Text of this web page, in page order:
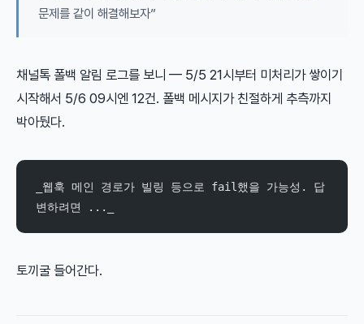
문제를 같이 해결해보자”
채널톡 폴백 알림 로그를 보니 — 5/5 21시부터 미처리가 쌓이기
시작해서 5/6 09시엔 12건. 폴백 메시지가 친절하게 추측까지
박아뒀다.
_웹훅 메인 경로가 빌링 등으로 fail했을 가능성. 답
변하려면 ..._
토끼굴 들어간다.